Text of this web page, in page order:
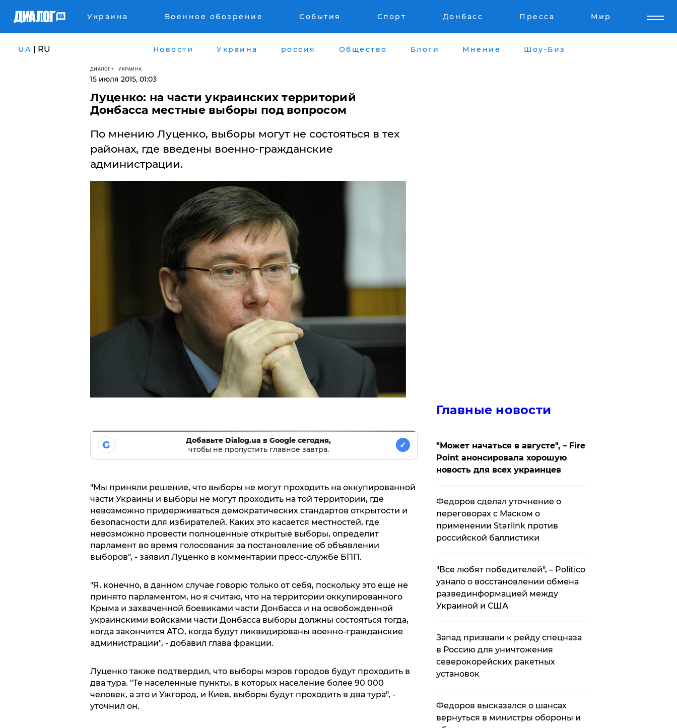
Украина Военное обозрение События Спорт Донбасс Пресса Мир
UA | RU Новости Украина россия Общество Блоги Мнение Шоу-Биз
ДИАЛОГ УКРАИНА
15 июля 2015, 01:03
Луценко: на части украинских территорий
Донбасса местные выборы под вопросом
По мнению Луценко, выборы могут не состояться в тех
районах, где введены военно-гражданские
администрации.
G
Добавьте Dialog.ua в Google сегодня,
чтобы не пропустить главное завтра.
✓
"Мы приняли решение, что выборы не могут проходить на оккупированной
части Украины и выборы не могут проходить на той территории, где
невозможно придерживаться демократических стандартов открытости и
безопасности для избирателей. Каких это касается местностей, где
невозможно провести полноценные открытые выборы, определит
парламент во время голосования за постановление об объявлении
выборов", - заявил Луценко в комментарии пресс-службе БПП.
"Я, конечно, в данном случае говорю только от себя, поскольку это еще не
принято парламентом, но я считаю, что на территории оккупированного
Крыма и захваченной боевиками части Донбасса и на освобожденной
украинскими войсками части Донбасса выборы должны состояться тогда,
когда закончится АТО, когда будут ликвидированы военно-гражданские
администрации", - добавил глава фракции.
Луценко также подтвердил, что выборы мэров городов будут проходить в
два тура. "Те населенные пункты, в которых население более 90 000
человек, а это и Ужгород, и Киев, выборы будут проходить в два тура", -
уточнил он.
Главные новости
"Может начаться в августе", – Fire
Point анонсировала хорошую
новость для всех украинцев
Федоров сделал уточнение о
переговорах с Маском о
применении Starlink против
российской баллистики
​"Все любят победителей", – Politico
узнало о восстановлении обмена
развединформацией между
Украиной и США
Запад призвали к рейду спецназа
в Россию для уничтожения
северокорейских ракетных
установок
Федоров высказался о шансах
вернуться в министры обороны и